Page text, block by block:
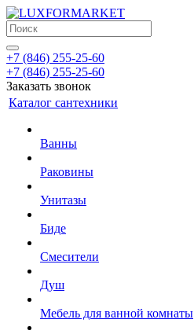
+7 (846) 255-25-60
+7 (846) 255-25-60
Заказать звонок
Каталог сантехники
Ванны
Раковины
Унитазы
Биде
Смесители
Душ
Мебель для ванной комнаты